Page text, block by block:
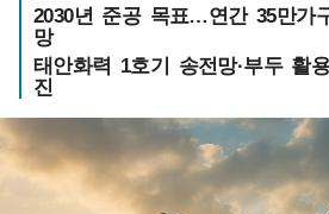
2030년 준공 목표…연간 35만가
망
태안화력 1호기 송전망·부두 활
진